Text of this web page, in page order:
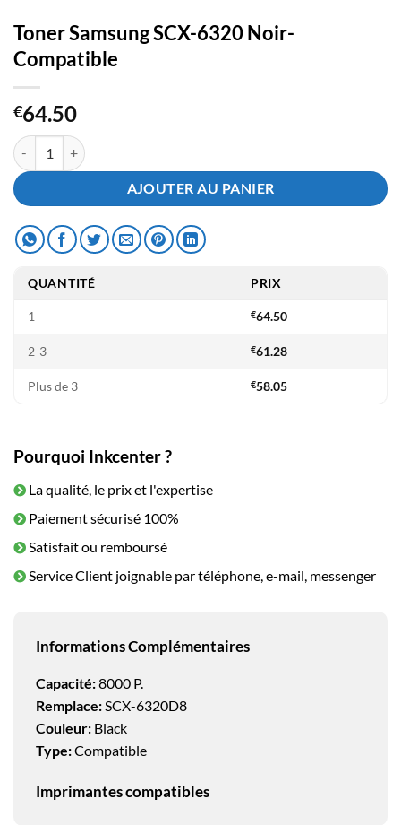
Toner Samsung SCX-6320 Noir-
Compatible
€64.50
quantité de Toner Samsung SCX-6320 Noir- Compatible
AJOUTER AU PANIER
QUANTITÉ PRIX
1 €64.50
2-3 €61.28
Plus de 3 €58.05
Pourquoi Inkcenter ?
La qualité, le prix et l'expertise
Paiement sécurisé 100%
Satisfait ou remboursé
Service Client joignable par téléphone, e-mail, messenger
Informations Complémentaires
Capacité:8000 P.
Remplace:SCX-6320D8
Couleur: Black
Type:Compatible
Imprimantes compatibles